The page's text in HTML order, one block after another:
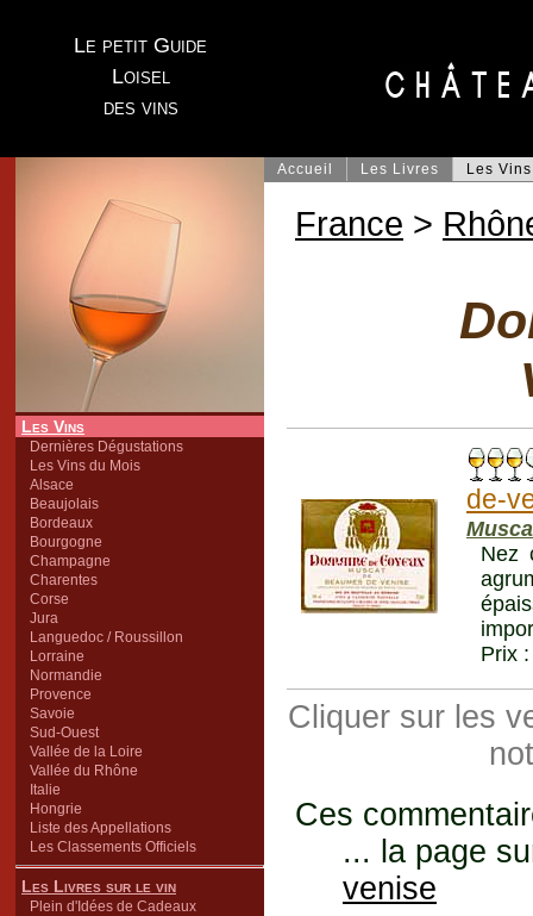
Le petit Guide
Loisel
des vins
Les Vins
Dernières Dégustations
Les Vins du Mois
Alsace
Beaujolais
Bordeaux
Bourgogne
Champagne
Charentes
Corse
Jura
Languedoc / Roussillon
Lorraine
Normandie
Provence
Savoie
Sud-Ouest
Vallée de la Loire
Vallée du Rhône
Italie
Hongrie
Liste des Appellations
Les Classements Officiels
Les Livres sur le vin
Plein d'Idées de Cadeaux
Accueil Les Livres Les Vins
France >
de-
Nez
Prix
Cliquer sur les
Ces
... la page
venise